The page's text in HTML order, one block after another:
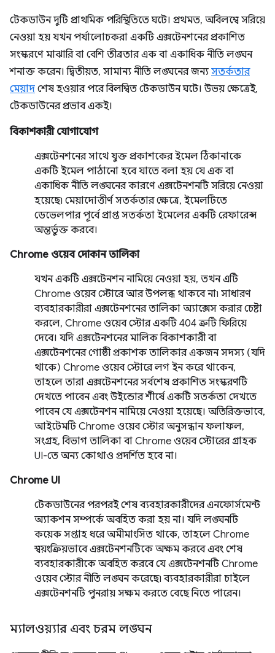
টেকডাউন দুটি প্রাথমিক পরিস্থিতিতে ঘটে। প্রথমত, অবিলম্বে সরিয়ে
নেওয়া হয় যখন পর্যালোচকরা একটি এক্সটেনশনের প্রকাশিত
সংস্করণে মাঝারি বা বেশি তীব্রতার এক বা একাধিক নীতি লঙ্ঘন
শনাক্ত করেন। দ্বিতীয়ত, সামান্য নীতি লঙ্ঘনের জন্য সতর্কতার
মেয়াদ শেষ হওয়ার পরে বিলম্বিত টেকডাউন ঘটে। উভয় ক্ষেত্রেই,
টেকডাউনের প্রভাব একই।
বিকাশকারী যোগাযোগ
এক্সটেনশনের সাথে যুক্ত প্রকাশকের ইমেল ঠিকানাকে
একটি ইমেল পাঠানো হবে যাতে বলা হয় যে এক বা
একাধিক নীতি লঙ্ঘনের কারণে এক্সটেনশনটি সরিয়ে নেওয়া
হয়েছে৷ মেয়াদোত্তীর্ণ সতর্কতার ক্ষেত্রে, ইমেলটিতে
ডেভেলপার পূর্বে প্রাপ্ত সতর্কতা ইমেলের একটি রেফারেন্স
অন্তর্ভুক্ত করবে।
Chrome ওয়েব দোকান তালিকা
যখন একটি এক্সটেনশন নামিয়ে নেওয়া হয়, তখন এটি
Chrome ওয়েব স্টোরে আর উপলব্ধ থাকবে না৷ সাধারণ
ব্যবহারকারীরা এক্সটেনশনের তালিকা অ্যাক্সেস করার চেষ্টা
করলে, Chrome ওয়েব স্টোর একটি 404 ত্রুটি ফিরিয়ে
দেবে। যদি এক্সটেনশনের মালিক বিকাশকারী বা
এক্সটেনশনের গোষ্ঠী প্রকাশক তালিকার একজন সদস্য (যদি
থাকে) Chrome ওয়েব স্টোরে লগ ইন করে থাকেন,
তাহলে তারা এক্সটেনশনের সর্বশেষ প্রকাশিত সংস্করণটি
দেখতে পাবেন এবং উইন্ডোর শীর্ষে একটি সতর্কতা দেখতে
পাবেন যে এক্সটেনশন নামিয়ে নেওয়া হয়েছে। অতিরিক্তভাবে,
আইটেমটি Chrome ওয়েব স্টোর অনুসন্ধান ফলাফল,
সংগ্রহ, বিভাগ তালিকা বা Chrome ওয়েব স্টোরের গ্রাহক
UI-তে অন্য কোথাও প্রদর্শিত হবে না।
Chrome UI
টেকডাউনের পরপরই শেষ ব্যবহারকারীদের এনফোর্সমেন্ট
অ্যাকশন সম্পর্কে অবহিত করা হয় না। যদি লঙ্ঘনটি
কয়েক সপ্তাহ ধরে অমীমাংসিত থাকে, তাহলে Chrome
স্বয়ংক্রিয়ভাবে এক্সটেনশনটিকে অক্ষম করবে এবং শেষ
ব্যবহারকারীকে অবহিত করবে যে এক্সটেনশনটি Chrome
ওয়েব স্টোর নীতি লঙ্ঘন করেছে৷ ব্যবহারকারীরা চাইলে
এক্সটেনশনটি পুনরায় সক্ষম করতে বেছে নিতে পারেন।
ম্যালওয়্যার এবং চরম লঙ্ঘন